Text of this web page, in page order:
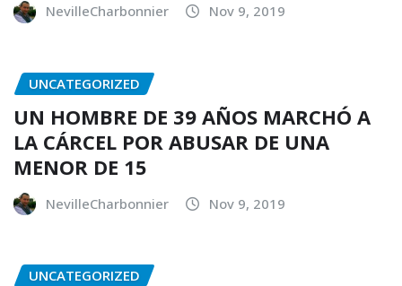
NevilleCharbonnier Nov 9, 2019
UNCATEGORIZED
UN HOMBRE DE 39 AÑOS MARCHÓ A
LA CÁRCEL POR ABUSAR DE UNA
MENOR DE 15
NevilleCharbonnier Nov 9, 2019
UNCATEGORIZED